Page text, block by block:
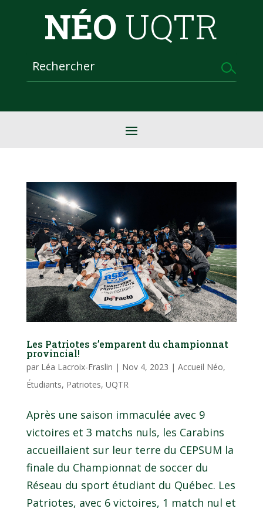
NÉO UQTR
Les Patriotes s’emparent du championnat
provincial!
par Léa Lacroix-Fraslin | Nov 4, 2023 | Accueil Néo,
Étudiants, Patriotes, UQTR
Après une saison immaculée avec 9
victoires et 3 matchs nuls, les Carabins
accueillaient sur leur terre du CEPSUM la
finale du Championnat de soccer du
Réseau du sport étudiant du Québec. Les
Patriotes, avec 6 victoires, 1 match nul et